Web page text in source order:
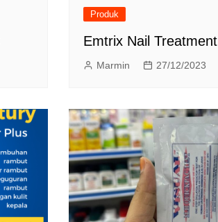
Produk
Emtrix Nail Treatment
Marmin 27/12/2023